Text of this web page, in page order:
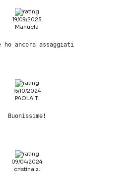
19/09/2025
Manuela
ho ancora assaggiati
15/10/2024
PAOLA T.
Buonissime!
09/04/2024
cristina z.